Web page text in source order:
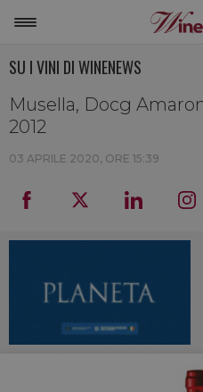
LA CANTINA
SU I VINI DI WINENEWS
Musella, Docg
2012
03 APRILE 2020, ORE 15:39